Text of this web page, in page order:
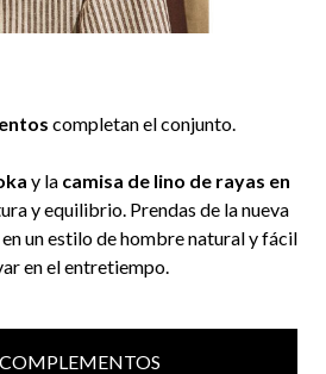
completan el conjunto.
y la camisa de lino de rayas en
y equilibrio. Prendas de la nueva
un estilo de hombre natural y fácil
en el entretiempo.